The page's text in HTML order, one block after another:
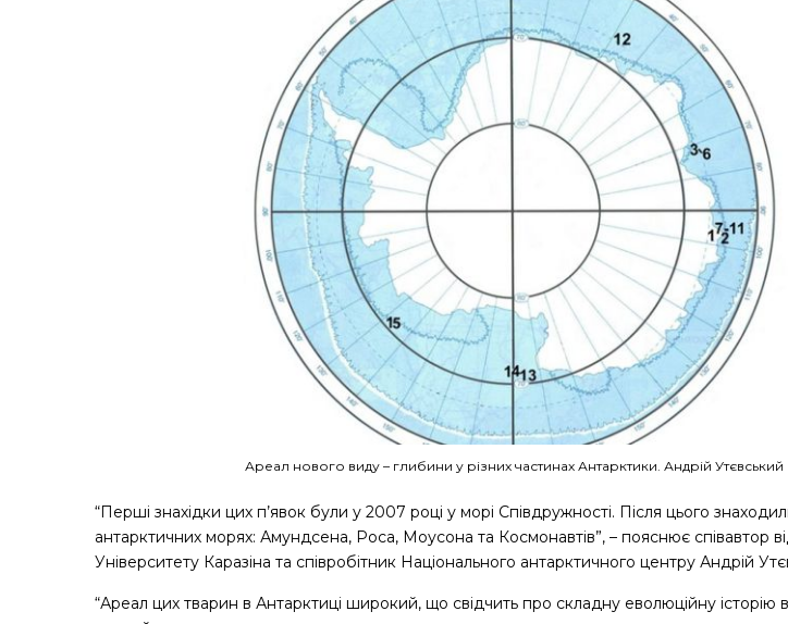
Ареал нового виду – глибини у різних частинах Антарктики. Андрій Утєвський
“Перші знахідки цих п’явок були у 2007 році у морі Співдружності. Після цього
антарктичних морях: Амундсена, Роса, Моусона та Космонавтів”, – пояснює співавтор
Університету Каразіна та співробітник Національного антарктичного центру Андрій
“Ареал цих тварин в Антарктиці широкий, що свідчить про складну еволюційну історію